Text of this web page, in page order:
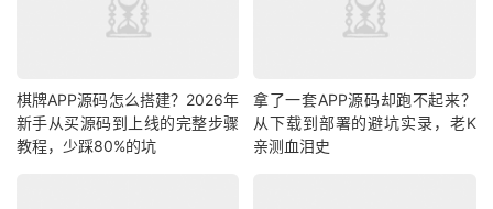
棋牌APP源码怎么搭建？2026年
新手从买源码到上线的完整步骤
教程，少踩80%的坑
拿了一套APP源码却跑不起来？
从下载到部署的避坑实录，老K
亲测血泪史